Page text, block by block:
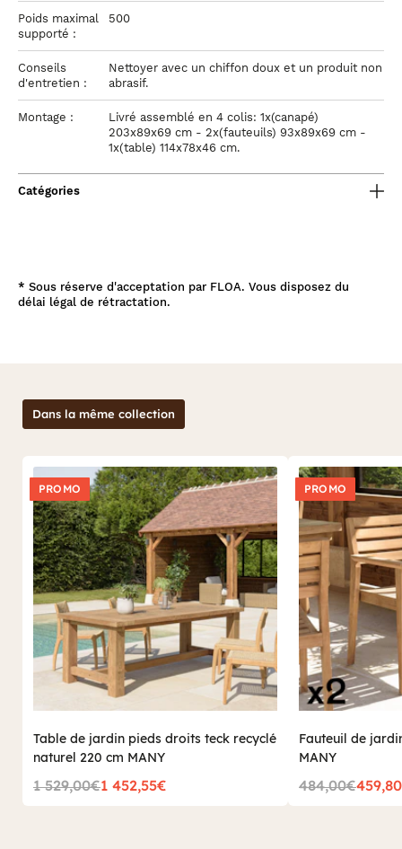
Poids maximal
supporté :
500
Conseils
d'entretien :
Nettoyer avec un chiffon doux et un produit non
abrasif.
Montage :
Livré assemblé en 4 colis: 1x(canapé)
203x89x69 cm - 2x(fauteuils) 93x89x69 cm -
1x(table) 114x78x46 cm.
Catégories
* Sous réserve d'acceptation par FLOA. Vous disposez du
délai légal de rétractation.
Dans la même collection
PROMO
Table de jardin pieds droits teck recyclé
naturel 220 cm MANY
1 529,00€1 452,55€
PROMO
Fauteuil de
MANY
484,00€